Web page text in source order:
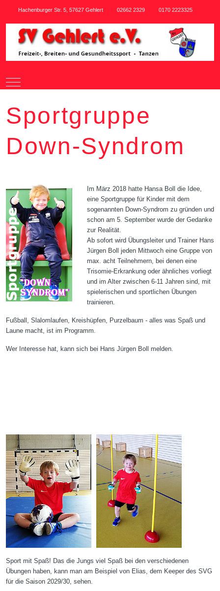
Hachenburger Str. 5, 57627 Gehlert 02662 2329 0170 2223325
Mobile Menu Toggle
Sportgruppe
Down-Syndrom
Im März 2018 hatte Hansa Boll die Idee,
eine Sportgruppe für Kinder mit dem
sogenannten Down-Syndrom zu gründen und
schon am 5. September wurde der Gedanke
zur Realität.
Ab sofort wird Übungsleiter und Trainer Hans
Jürgen Boll jeden Mittwoch eine Gruppe von
max. acht Teilnehmern, bei denen eine
Trisomie-Erkrankung oder ähnliches vorliegt
und im Alter zwischen 6-11 Jahren sind, mit
spielerischen und sportlichen Übungen
trainieren.
Fußball, Slalomlaufen, Kreishüpfen, Purzelbaum - alles was Spaß und
Laune macht, ist im Programm.
Wer Interesse hat, kann sich bei Hans Jürgen Boll melden.
Sport mit Spaß! Das die Jungs viel Spaß bei den verschiedenen
Übungen haben, kann man am Beispiel von Elias, dem Keeper des SVG
für die Saison 2029/30, sehen.